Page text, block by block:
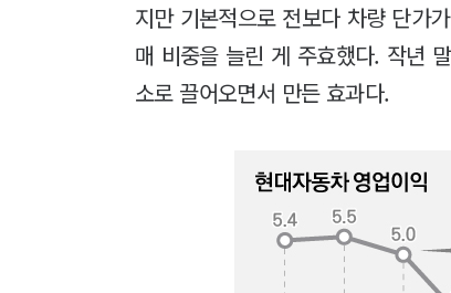
지만 기본적으로 전보다 차량 단가
매 비중을 늘린 게 주효했다. 작년
소로 끌어오면서 만든 효과다.